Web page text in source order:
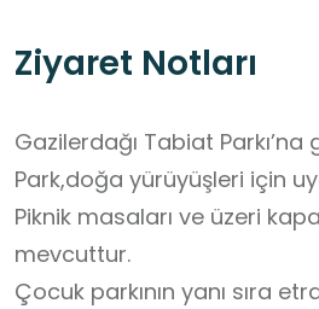
Ziyaret Notları
Gazilerdağı Tabiat
Park,doğa yürüyüşleri için
Piknik masaları ve üzeri
mevcuttur.
Çocuk parkının yanı sıra